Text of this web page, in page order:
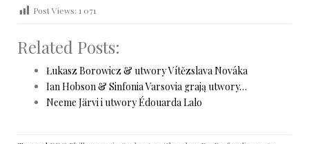
Post Views: 1 071
Related Posts:
Łukasz Borowicz & utwory Vítězslava Nováka
Ian Hobson & Sinfonia Varsovia grają utwory…
Neeme Järvi i utwory Édouarda Lalo